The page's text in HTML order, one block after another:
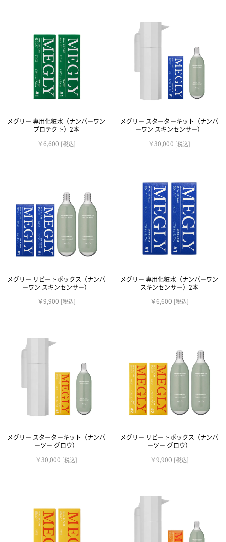
メグリー 専用化粧水（ナンバーワン
プロテクト）2本
￥6,600 [税込]
メグリー スターターキット（ナンバ
ーワン スキンセンサー）
￥30,000 [税込]
メグリー リピートボックス（ナンバ
ーワン スキンセンサー）
￥9,900 [税込]
メグリー 専用化粧水（ナンバーワン
スキンセンサー）2本
￥6,600 [税込]
メグリー スターターキット（ナンバ
ーツー グロウ）
￥30,000 [税込]
メグリー リピートボックス（ナンバ
ーツー グロウ）
￥9,900 [税込]